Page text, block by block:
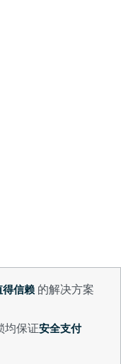
得信赖 的解决方案
均保证安全支付